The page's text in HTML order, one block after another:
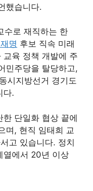
했습니다.
수로 재직하는 한
명 후보 직속 미래
교육 정책 개발에 주
민주당을 탈당하고,
시지방선거 경기도
다.
단일화 협상 끝에
며, 현직 임태희 교
고 있습니다. 정치
열에서 20년 이상